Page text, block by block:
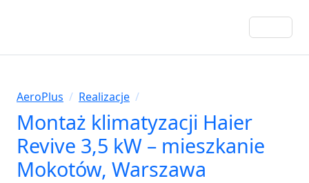
AeroPlus / Realizacje /
Montaż klimatyzacji Haier
Revive 3,5 kW – mieszkanie
Mokotów, Warszawa